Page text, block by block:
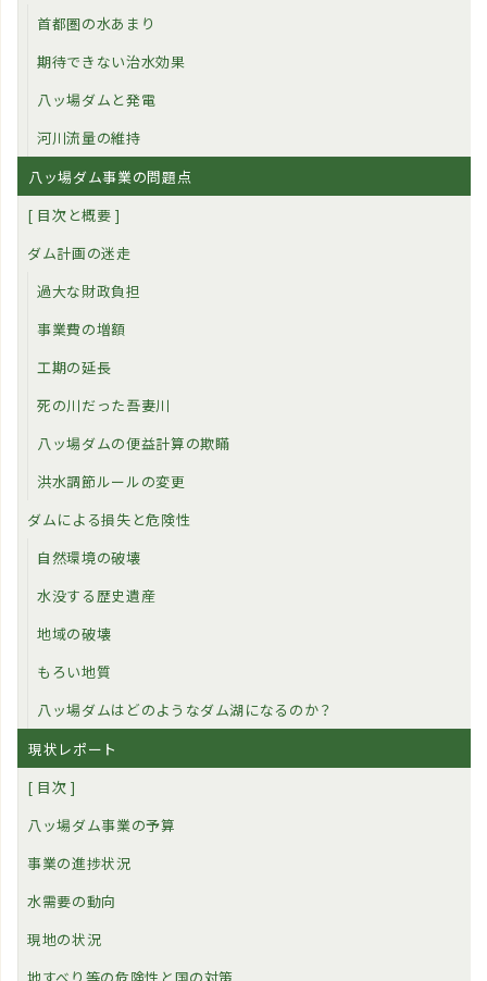
首都圏の水あまり
期待できない治水効果
八ッ場ダムと発電
河川流量の維持
八ッ場ダム事業の問題点
[ 目次と概要 ]
ダム計画の迷走
過大な財政負担
事業費の増額
工期の延長
死の川だった吾妻川
八ッ場ダムの便益計算の欺瞞
洪水調節ルールの変更
ダムによる損失と危険性
自然環境の破壊
水没する歴史遺産
地域の破壊
もろい地質
八ッ場ダムはどのようなダム湖になるのか？
現状レポート
[ 目次 ]
八ッ場ダム事業の予算
事業の進捗状況
水需要の動向
現地の状況